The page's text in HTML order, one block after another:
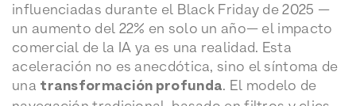
influenciadas durante el Black Friday de 2025 —
un aumento del 22% en solo un año— el impacto
comercial de la IA ya es una realidad. Esta
aceleración no es anecdótica, sino el síntoma de
una transformación profunda. El modelo de